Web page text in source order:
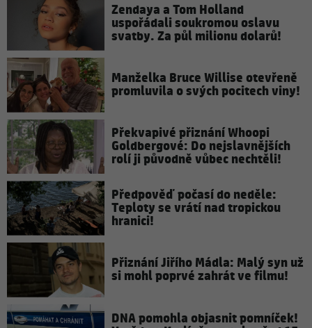
Zendaya a Tom Holland
uspořádali soukromou oslavu
svatby. Za půl milionu dolarů!
Manželka Bruce Willise otevřeně
promluvila o svých pocitech viny!
Překvapivé přiznání Whoopi
Goldbergové: Do nejslavnějších
rolí ji původně vůbec nechtěli!
Předpověď počasí do neděle:
Teploty se vrátí nad tropickou
hranici!
Přiznání Jiřího Mádla: Malý syn už
si mohl poprvé zahrát ve filmu!
DNA pomohla objasnit pomníček!